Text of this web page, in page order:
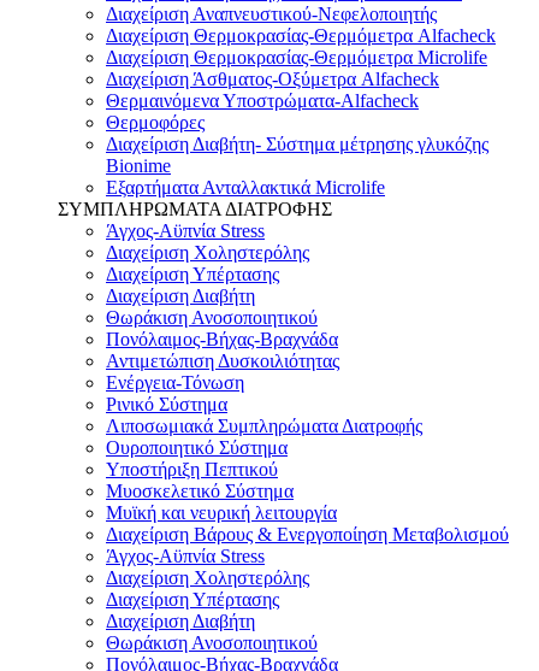
Διαχείριση Αναπνευστικού-Νεφελοποιητής
Διαχείριση Θερμοκρασίας-Θερμόμετρα Alfacheck
Διαχείριση Θερμοκρασίας-Θερμόμετρα Microlife
Διαχείριση Άσθματος-Οξύμετρα Alfacheck
Θερμαινόμενα Υποστρώματα-Alfacheck
Θερμοφόρες
Διαχείριση Διαβήτη- Σύστημα μέτρησης γλυκόζης
Bionime
Εξαρτήματα Ανταλλακτικά Microlife
ΣΥΜΠΛΗΡΩΜΑΤΑ ΔΙΑΤΡΟΦΗΣ
Άγχος-Αϋπνία Stress
Διαχείριση Χοληστερόλης
Διαχείριση Υπέρτασης
Διαχείριση Διαβήτη
Θωράκιση Ανοσοποιητικού
Πονόλαιμος-Βήχας-Βραχνάδα
Αντιμετώπιση Δυσκοιλιότητας
Eνέργεια-Τόνωση
Ρινικό Σύστημα
Λιποσωμιακά Συμπληρώματα Διατροφής
Ουροποιητικό Σύστημα
Υποστήριξη Πεπτικού
Μυοσκελετικό Σύστημα
Μυϊκή και νευρική λειτουργία
Διαχείριση Βάρους & Ενεργοποίηση Μεταβολισμού
Άγχος-Αϋπνία Stress
Διαχείριση Χοληστερόλης
Διαχείριση Υπέρτασης
Διαχείριση Διαβήτη
Θωράκιση Ανοσοποιητικού
Πονόλαιμος-Βήχας-Βραχνάδα